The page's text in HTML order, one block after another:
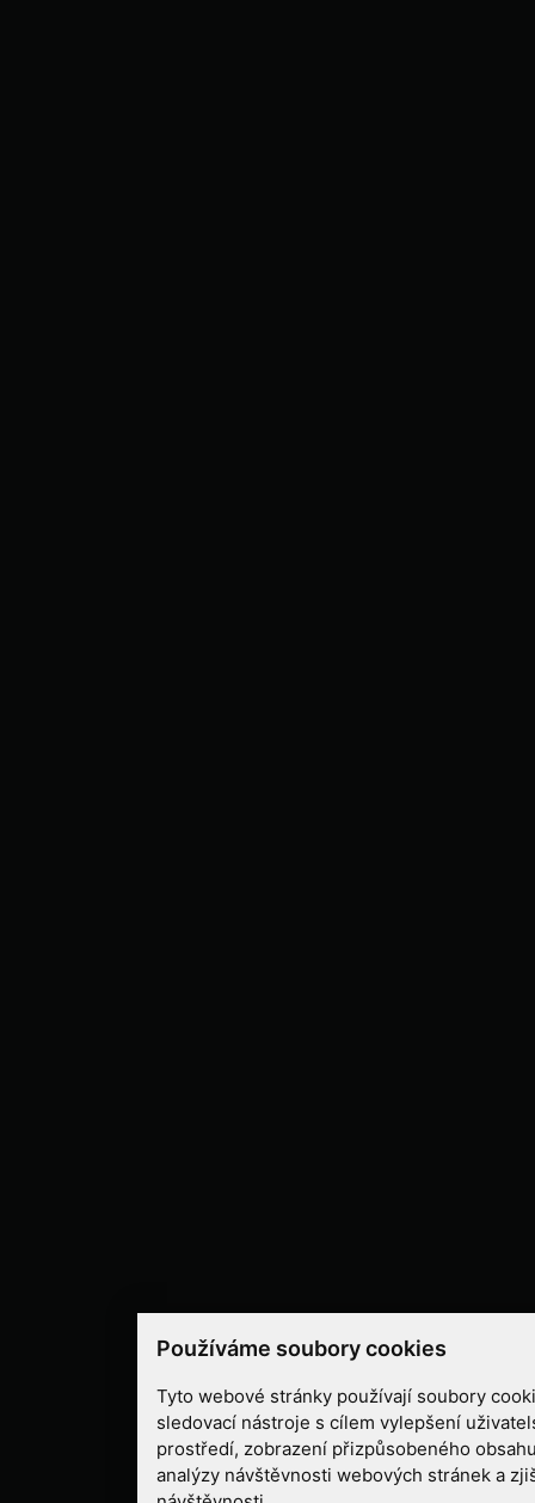
Používáme soubory cookies
Tyto webové stránky používají soubory
sledovací nástroje s cílem vylepšení
prostředí, zobrazení přizpůsobeného
analýzy návštěvnosti webových stránek a